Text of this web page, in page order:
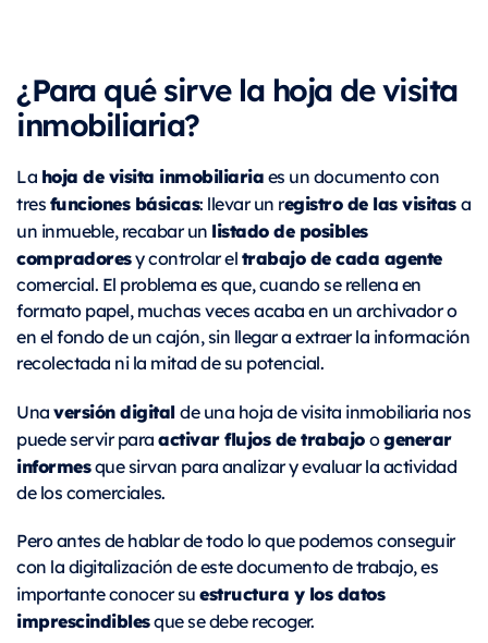
¿Para qué sirve la hoja de visita
inmobiliaria?
La hoja de visita inmobiliariaes un documento con
tresfunciones básicas: llevar un registro de las visitasa
un inmueble, recabar un listado de posibles
compradoresy controlar eltrabajo de cada agente
comercial. El problema es que, cuando se rellena en
formato papel, muchas veces acaba en un archivador o
en el fondo de un cajón, sin llegar a extraer la información
recolectada ni la mitad de su potencial.
Unaversión digitalde una hoja de visita inmobiliaria nos
puede servir paraactivar flujos de trabajoogenerar
informesque sirvan para analizar y evaluar la actividad
de los comerciales.
Pero antes de hablar de todo lo que podemos conseguir
con la digitalización de este documento de trabajo, es
importante conocer suestructura y los datos
imprescindiblesque se debe recoger.